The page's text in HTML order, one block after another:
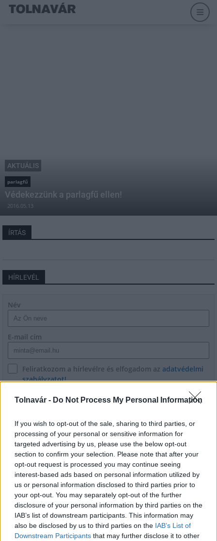
Tolnavár - Do Not Process My Personal Information
If you wish to opt-out of the sale, sharing to third parties, or
processing of your personal or sensitive information for
targeted advertising by us, please use the below opt-out
section to confirm your selection. Please note that after your
opt-out request is processed you may continue seeing
interest-based ads based on personal information utilized by
us or personal information disclosed to third parties prior to
your opt-out. You may separately opt-out of the further
disclosure of your personal information by third parties on the
IAB’s list of downstream participants. This information may
also be disclosed by us to third parties on the IAB’s List of
Downstream Participants that may further disclose it to other
AKTUÁLIS
parlagfű
Védekezzünk a parlagfű ellen!
2016.05.13
ÍRTÁS
HÍRLEVÉL
Név
E-mail cím
Feliratkozom a hírlevélre és elfogadom az adatvédelmi
szabályzatot!
FELIRATKOZÁS
LEGFRISSEBB
Országos hírek
Megérkezett az eső a Duna vízgyűjtőjére
Megérkezett a rég várt eső a Duna vízgyűjtőjére, a folyó
magyarországi szakaszán azonban továbbra is csak pár
centiméteres vízszintváltozások jellemzőek.